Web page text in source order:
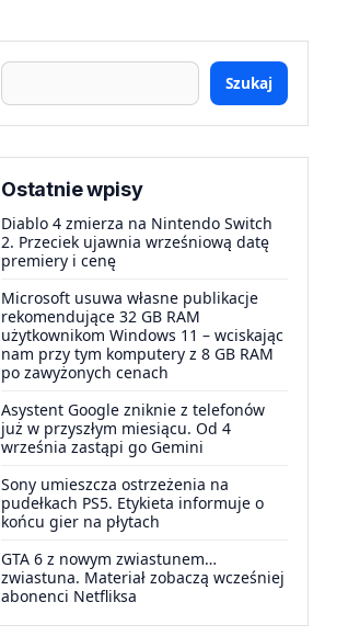
Szukaj
Ostatnie wpisy
Diablo 4 zmierza na Nintendo Switch
2. Przeciek ujawnia wrześniową datę
premiery i cenę
Microsoft usuwa własne publikacje
rekomendujące 32 GB RAM
użytkownikom Windows 11 – wciskając
nam przy tym komputery z 8 GB RAM
po zawyżonych cenach
Asystent Google zniknie z telefonów
już w przyszłym miesiącu. Od 4
września zastąpi go Gemini
Sony umieszcza ostrzeżenia na
pudełkach PS5. Etykieta informuje o
końcu gier na płytach
GTA 6 z nowym zwiastunem…
zwiastuna. Materiał zobaczą wcześniej
abonenci Netfliksa